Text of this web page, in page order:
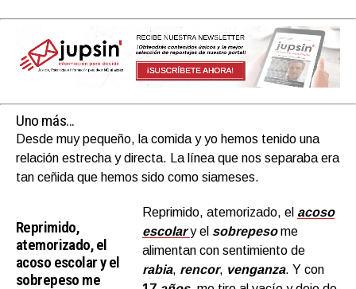
Uno más…
Desde muy pequeño, la comida y yo hemos tenido una
relación estrecha y directa. La línea que nos separaba era
tan ceñida que hemos sido como siameses.
Reprimido,
atemorizado, el
acoso escolar y el
sobrepeso me
Reprimido, atemorizado, el acoso
escolar y el sobrepeso me
alimentan con sentimiento de
rabia, rencor, venganza. Y con